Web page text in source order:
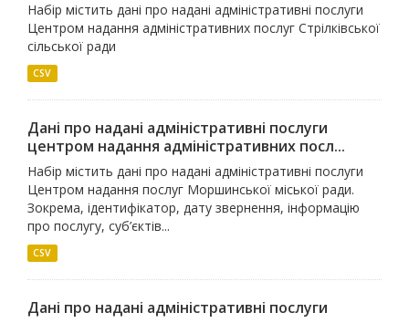
Набір містить дані про надані адміністративні послуги
Центром надання адміністративних послуг Стрілківської
сільської ради
CSV
Дані про надані адміністративні послуги
центром надання адміністративних посл...
Набір містить дані про надані адміністративні послуги
Центром надання послуг Моршинської міської ради.
Зокрема, ідентифікатор, дату звернення, інформацію
про послугу, суб’єктів...
CSV
Дані про надані адміністративні послуги